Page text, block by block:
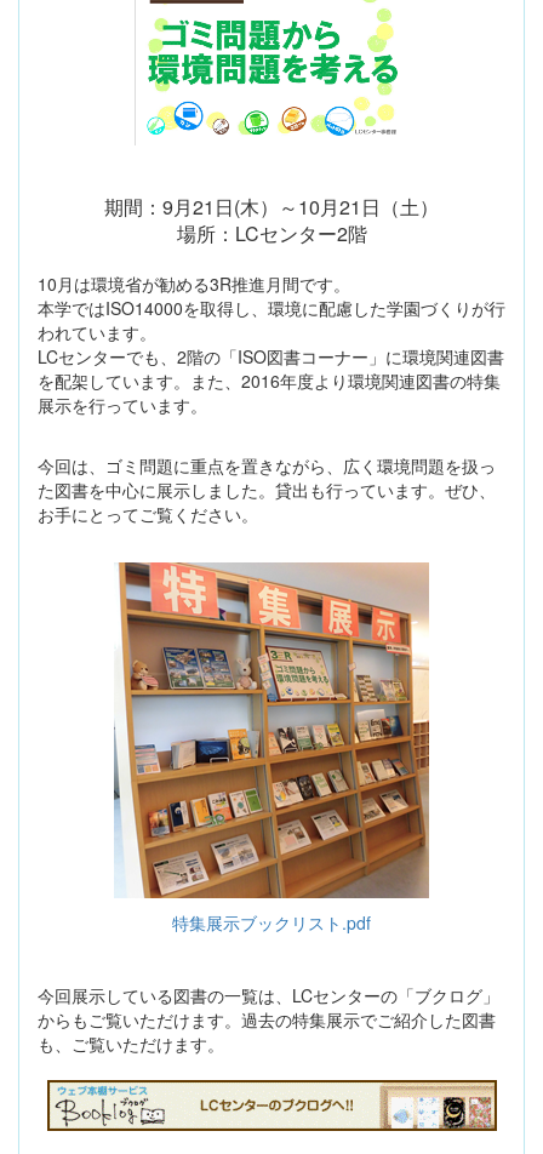
期間：9月21日(木）～10月21日（土）
場所：LCセンター2階
10月は環境省が勧める3R推進月間です。
本学ではISO14000を取得し、環境に配慮した学園づくりが行
われています。
LCセンターでも、2階の「ISO図書コーナー」に環境関連図書
を配架しています。また、2016年度より環境関連図書の特集
展示を行っています。
今回は、ゴミ問題に重点を置きながら、広く環境問題を扱っ
た図書を中心に展示しました。貸出も行っています。ぜひ、
お手にとってご覧ください。
特集展示ブックリスト.pdf
今回展示している図書の一覧は、LCセンターの「ブクログ」
からもご覧いただけます。過去の特集展示でご紹介した図書
も、ご覧いただけます。